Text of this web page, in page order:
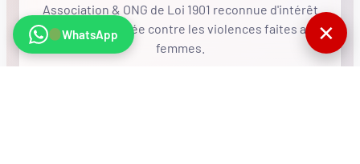
Association & ONG de Loi 1901 reconnue d'intérêt
général, mobilisée contre les violences faites aux
femmes.
WhatsApp ✕